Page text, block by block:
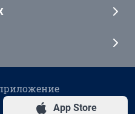
App Store